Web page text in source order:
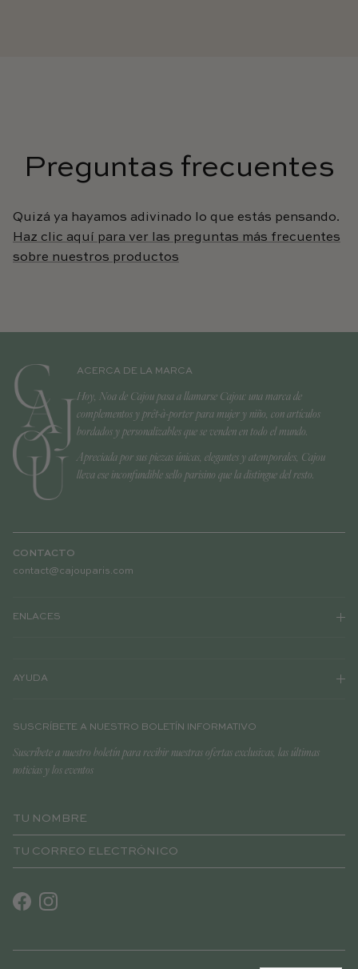
Preguntas frecuentes
Quizá ya hayamos adivinado lo que estás pensando.
Haz clic aquí para ver las preguntas más frecuentes
sobre nuestros productos
ACERCA DE LA MARCA
Hoy, Noa de Cajou pasa a llamarse Cajou: una marca de
complementos y prêt-à-porter para mujer y niño, con artículos
bordados y personalizables que se venden en todo el mundo.
Apreciada por sus piezas únicas, elegantes y atemporales, Cajou
lleva ese inconfundible sello parisino que la distingue del resto.
CONTACTO
contact@cajouparis.com
ENLACES
AYUDA
SUSCRÍBETE A NUESTRO BOLETÍN INFORMATIVO
Suscríbete a nuestro boletín para recibir nuestras ofertas exclusivas, las últimas
noticias y los eventos
FacebookInstagram